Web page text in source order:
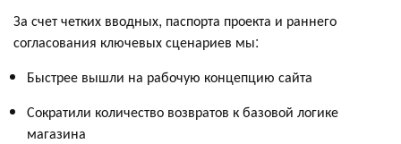
За счет четких вводных, паспорта проекта и раннего
согласования ключевых сценариев мы:
Быстрее вышли на рабочую концепцию сайта
Сократили количество возвратов к базовой логике
магазина